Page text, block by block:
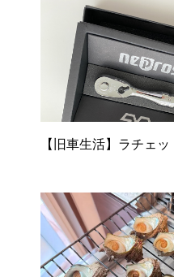
【旧車生活】ラチェッ